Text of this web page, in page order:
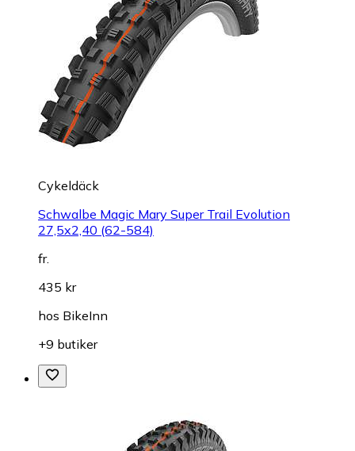
Cykeldäck
Schwalbe Magic Mary Super Trail Evolution
27,5x2,40 (62-584)
fr.
435 kr
hos BikeInn
+9 butiker